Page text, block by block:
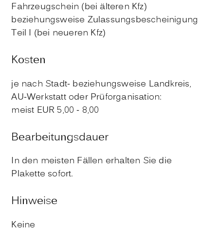
Fahrzeugschein (bei älteren Kfz)
beziehungsweise Zulassungsbescheinigung
Teil I (bei neueren Kfz)
Kosten
je nach Stadt- beziehungsweise Landkreis,
AU-Werkstatt oder Prüforganisation:
meist EUR 5,00 - 8,00
Bearbeitungsdauer
In den meisten Fällen erhalten Sie die
Plakette sofort.
Hinweise
Keine